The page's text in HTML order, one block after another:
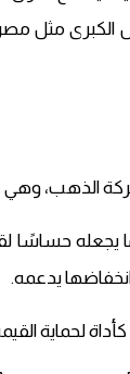
مثل مصر
يجعله حساسًا
انخفاضها يدعمه.
لحماية